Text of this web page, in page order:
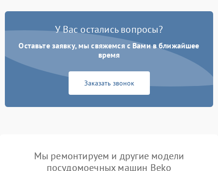
У Вас остались вопросы?
Оставьте заявку, мы свяжемся с Вами в ближайшее
время
Заказать звонок
Мы ремонтируем и другие модели
посудомоечных машин Beko